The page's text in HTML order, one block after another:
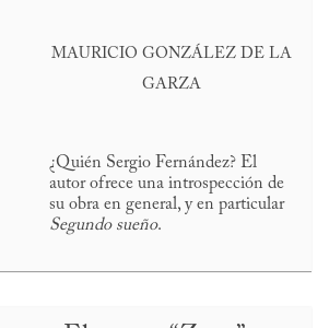
MAURICIO GONZÁLEZ DE LA
GARZA
¿Quién Sergio Fernández? El
autor ofrece una introspección de
su obra en general, y en particular
Segundo sueño.